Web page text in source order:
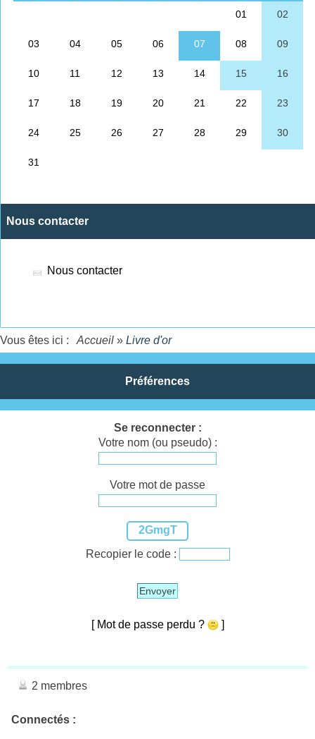
Nous contacter
Nous contacter
Vous êtes ici : Accueil » Livre d'or
Préférences
Se reconnecter :
Votre nom (ou pseudo) :
Votre mot de passe
2GmgT
Recopier le code :
Envoyer
[ Mot de passe perdu ? ]
2 membres
Connectés :